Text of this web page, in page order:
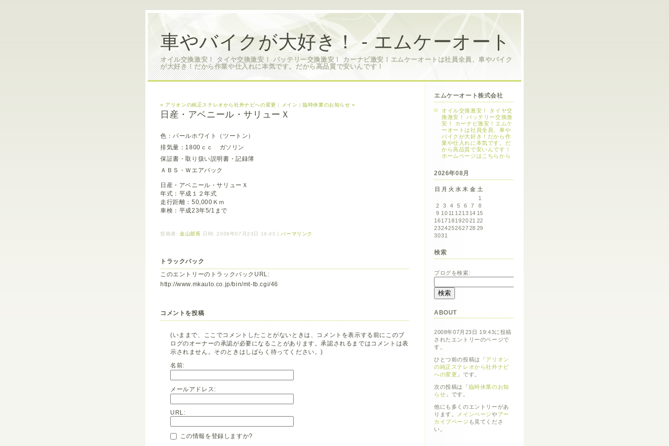
車やバイクが大好き！ - エムケーオート
オイル交換激安！ タイヤ交換激安！ バッテリー交換激安！ カーナビ激安！エムケーオートは社員全員、車やバイク
が大好き！だから作業や仕入れに本気です。だから高品質で安いんです！
« アリオンの純正ステレオから社外ナビへの変更 | メイン |臨時休業のお知らせ »
日産・アベニール・サリューＸ
色：パールホワイト（ツートン）
排気量：1800ｃｃ ガソリン
保証書・取り扱い説明書・記録簿
ＡＢＳ・Ｗエアバック
日産・アベニール・サリューＸ
年式：平成１２年式
走行距離：50,000Ｋｍ
車検：平成23年5/1まで
投稿者: 金山部長 日時: 2008年07月23日 19:43 | パーマリンク
トラックバック
このエントリーのトラックバックURL:
http://www.mkauto.co.jp/bin/mt-tb.cgi/46
コメントを投稿
(いままで、ここでコメントしたことがないときは、コメントを表示する前にこのブ
ログのオーナーの承認が必要になることがあります。承認されるまではコメントは表
示されません。そのときはしばらく待ってください。)
名前:
メールアドレス:
URL:
この情報を登録しますか?
エムケーオート株式会社
オイル交換激安！ タイヤ交
換激安！ バッテリー交換激
安！ カーナビ激安！エムケ
ーオートは社員全員、車や
バイクが大好き！だから作
業や仕入れに本気です。だ
から高品質で安いんです！
ホームページはこちらから
2026年08月
日 月 火 水 木 金 土
1
2
3 4 5 6 7
8
9 10 11 1213 14 15
161718192021 22
232425262728 29
3031
検索
ブログを検索:
ABOUT
2008年07月23日 19:43に投稿
されたエントリーのページで
す。
ひとつ前の投稿は「アリオン
の純正ステレオから社外ナビ
への変更 」です。
次の投稿は「臨時休業のお知
らせ 」です。
他にも多くのエントリーがあ
ります。
メインページやアー
カイブページ も見てくださ
い。